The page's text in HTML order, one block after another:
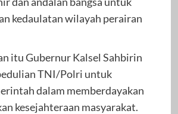
kedaulatan wilayah perairan
itu Gubernur Kalsel Sahbirin
TNI/Polri untuk
dalam memberdayakan
kesejahteraan masyarakat.